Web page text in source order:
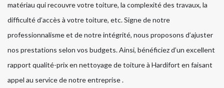
matériau qui recouvre votre toiture, la complexité des travaux, la
difficulté d’accès à votre toiture, etc. Signe de notre
professionnalisme et de notre intégrité, nous proposons d’ajuster
nos prestations selon vos budgets. Ainsi, bénéficiez d’un excellent
rapport qualité-prix en nettoyage de toiture à Hardifort en faisant
appel au service de notre entreprise .